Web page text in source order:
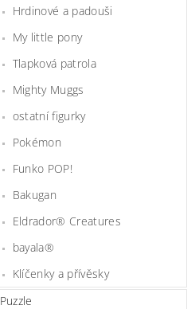
Hrdinové a padouši
My little pony
Tlapková patrola
Mighty Muggs
ostatní figurky
Pokémon
Funko POP!
Bakugan
Eldrador® Creatures
bayala®
Klíčenky a přívěsky
Puzzle